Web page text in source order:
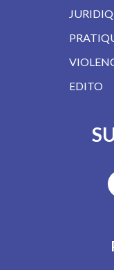
EDITO